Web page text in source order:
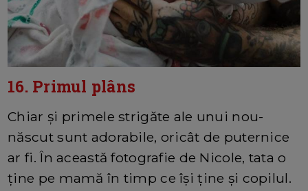
16. Primul plâns
Chiar și primele strigăte ale unui nou-
născut sunt adorabile, oricât de puternice
ar fi. În această fotografie de Nicole, tata o
ține pe mamă în timp ce își ține și copilul.